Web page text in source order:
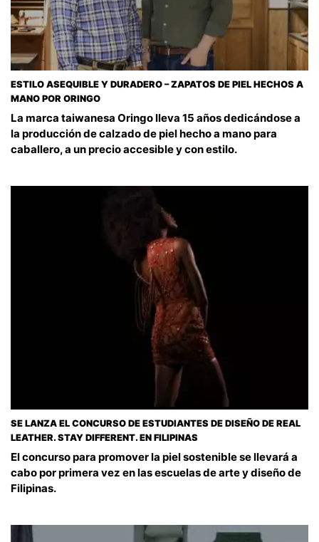
ESTILO ASEQUIBLE Y DURADERO – ZAPATOS DE PIEL HECHOS A
MANO POR ORINGO
La marca taiwanesa Oringo lleva 15 años dedicándose a
la producción de calzado de piel hecho a mano para
caballero, a un precio accesible y con estilo.
SE LANZA EL CONCURSO DE ESTUDIANTES DE DISEÑO DE REAL
LEATHER. STAY DIFFERENT. EN FILIPINAS
El concurso para promover la piel sostenible se llevará a
cabo por primera vez en las escuelas de arte y diseño de
Filipinas.